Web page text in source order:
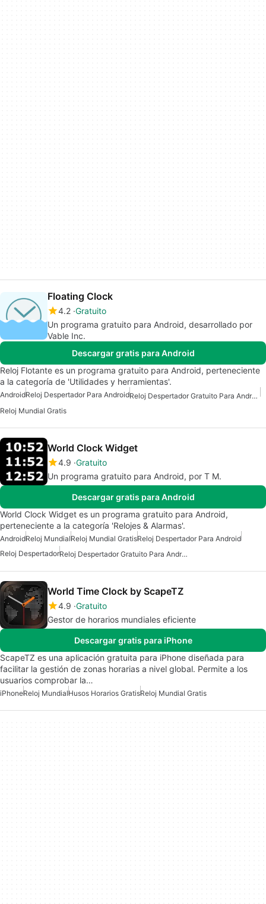
Floating Clock
4.2 Gratuito
Un programa gratuito para Android, desarrollado por
Vable Inc.
Descargar gratis para Android
Reloj Flotante es un programa gratuito para Android, perteneciente
a la categoría de 'Utilidades y herramientas'.
AndroidReloj Despertador Para Android
Reloj Despertador Gratuito Para Android
Reloj Mundial Gratis
World Clock Widget
4.9 Gratuito
Un programa gratuito para Android, por T M.
Descargar gratis para Android
World Clock Widget es un programa gratuito para Android,
perteneciente a la categoría 'Relojes & Alarmas'.
AndroidReloj MundialReloj Mundial GratisReloj Despertador Para Android
Reloj Despertador
Reloj Despertador Gratuito Para Android
World Time Clock by ScapeTZ
4.9 Gratuito
Gestor de horarios mundiales eficiente
Descargar gratis para iPhone
ScapeTZ es una aplicación gratuita para iPhone diseñada para
facilitar la gestión de zonas horarias a nivel global. Permite a los
usuarios comprobar la…
iPhoneReloj MundialHusos Horarios GratisReloj Mundial Gratis